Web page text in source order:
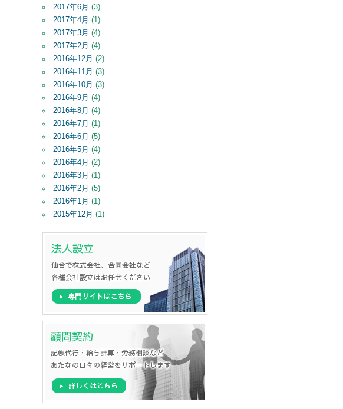
2017年6月 (3)
2017年4月 (1)
2017年3月 (4)
2017年2月 (4)
2016年12月 (2)
2016年11月 (3)
2016年10月 (3)
2016年9月 (4)
2016年8月 (4)
2016年7月 (1)
2016年6月 (5)
2016年5月 (4)
2016年4月 (2)
2016年3月 (1)
2016年2月 (5)
2016年1月 (1)
2015年12月 (1)